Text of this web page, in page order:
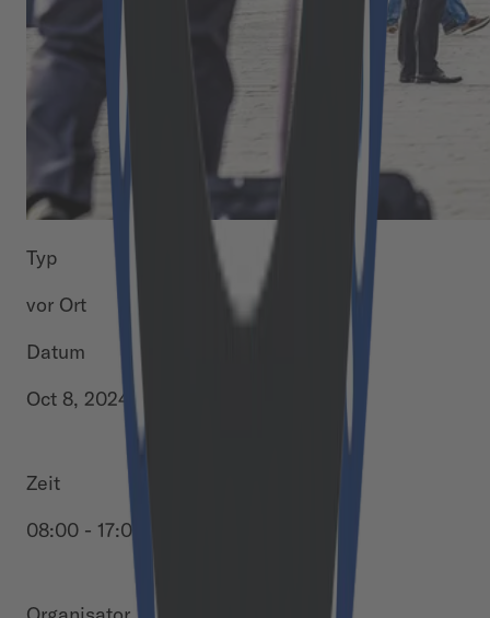
Typ
vor Ort
Datum
Oct 8, 2024 - Oct 11, 2024
Zeit
08:00 - 17:00